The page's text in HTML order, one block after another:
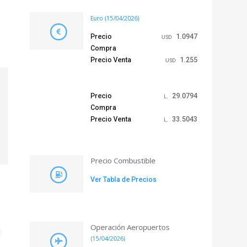
Euro (15/04/2026)
Precio
Compra
USD 1.0947
Precio Venta USD 1.255
Precio
Compra
L. 29.0794
Precio Venta L. 33.5043
Precio Combustible
Ver Tabla de Precios
Operación Aeropuertos
(15/04/2026)